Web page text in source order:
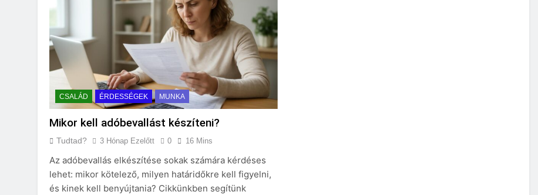
CSALÁD ÉRDESSÉGEK MUNKA
Mikor kell adóbevallást készíteni?
Tudtad? 3 Hónap Ezelőtt 0 16 Mins
Az adóbevallás elkészítése sokak számára kérdéses
lehet: mikor kötelező, milyen határidőkre kell figyelni,
és kinek kell benyújtania? Cikkünkben segítünk